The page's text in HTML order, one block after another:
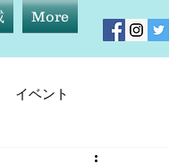
More
イベント